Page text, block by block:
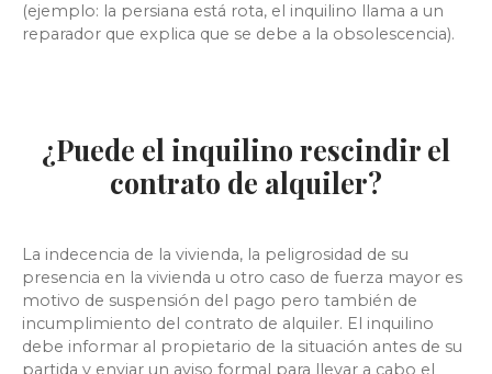
(ejemplo: la persiana está rota, el inquilino llama a un
reparador que explica que se debe a la obsolescencia).
¿Puede el inquilino rescindir el
contrato de alquiler?
La indecencia de la vivienda, la peligrosidad de su
presencia en la vivienda u otro caso de fuerza mayor es
motivo de suspensión del pago pero también de
incumplimiento del contrato de alquiler. El inquilino
debe informar al propietario de la situación antes de su